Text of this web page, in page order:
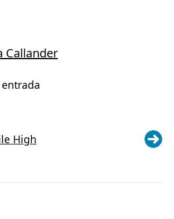
Callander
High